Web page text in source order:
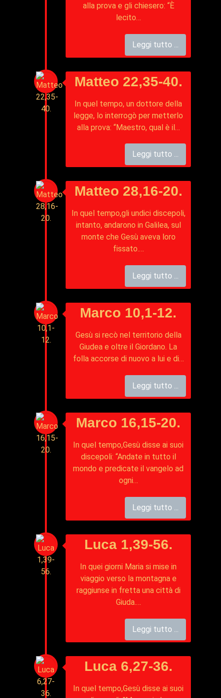
alla prova e gli chiesero: “È
lecito…
Leggi tutto ...
Matteo 22,35-40.
In quel tempo, un dottore della
legge, lo interrogò per metterlo
alla prova: “Maestro, qual è il…
Leggi tutto ...
Matteo 28,16-20.
In quel tempo,gli undici discepoli,
intanto, andarono in Galilea, sul
monte che Gesù aveva loro
fissato.…
Leggi tutto ...
Marco 10,1-12.
Gesù si recò nel territorio della
Giudea e oltre il Giordano. La
folla accorse di nuovo a lui e di…
Leggi tutto ...
Marco 16,15-20.
In quel tempo,Gesù disse ai suoi
discepoli: “Andate in tutto il
mondo e predicate il vangelo ad
ogni…
Leggi tutto ...
Luca 1,39-56.
In quei giorni Maria si mise in
viaggio verso la montagna e
raggiunse in fretta una città di
Giuda.…
Leggi tutto ...
Luca 6,27-36.
In quel tempo,Gesù disse ai suoi